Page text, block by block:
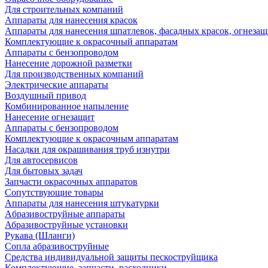
Для строительных компаний
Аппараты для нанесения красок
Аппараты для нанесения шпатлевок, фасадных красок,
Комплектующие к окрасочный аппаратам
Аппараты с бензопроводом
Нанесение дорожной разметки
Для производственных компаний
Электрические аппараты
Воздушный привод
Комбинированное напыление
Нанесение огнезащит
Аппараты с бензопроводом
Комплектующие к окрасочным аппаратам
Насадки для окрашивания труб изнутри
Для автосервисов
Для бытовых задач
Запчасти окрасочных аппаратов
Сопутствующие товары
Аппараты для нанесения штукатурки
Aбразивоструйные аппараты
Абразивоструйные установки
Рукава (Шланги)
Сопла абразивоструйные
Средства индивидуальной защиты пескоструйщика